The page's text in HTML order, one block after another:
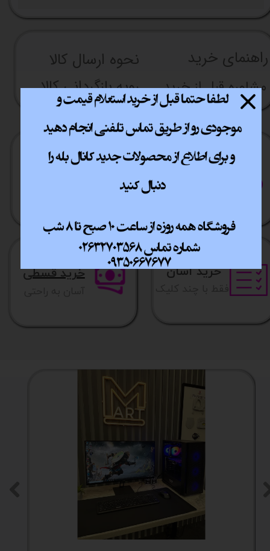
راهنما​​​​​​​​​​​​​​ی خرید نحوه ارسال کالا
مشاوره قبل از خرید رویه بازگردانی کالا
ارسال سریع
خرید آسان خرید قسطی